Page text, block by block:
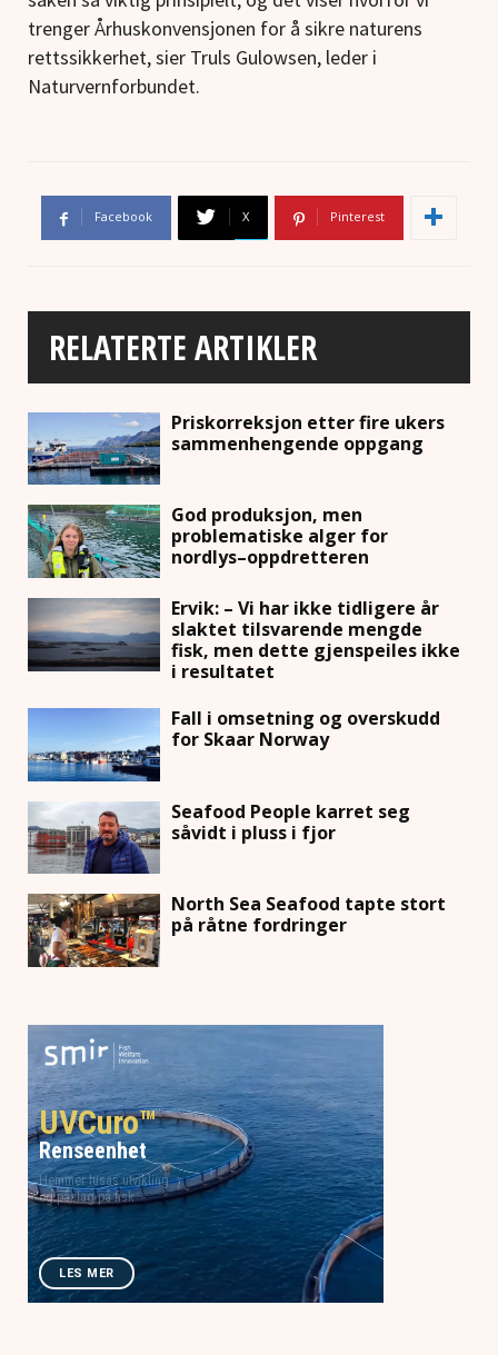
trenger Århuskonvensjonen for å sikre naturens
rettssikkerhet, sier Truls Gulowsen, leder i
Naturvernforbundet.
Facebook X Pinterest
RELATERTE ARTIKLER
Priskorreksjon etter fire ukers
sammenhengende oppgang
God produksjon, men
problematiske alger for
nordlys–oppdretteren
Ervik: – Vi har ikke tidligere år
slaktet tilsvarende mengde
fisk, men dette gjenspeiles ikke
i resultatet
Fall i omsetning og overskudd
for Skaar Norway
Seafood People karret seg
såvidt i pluss i fjor
North Sea Seafood tapte stort
på råtne fordringer